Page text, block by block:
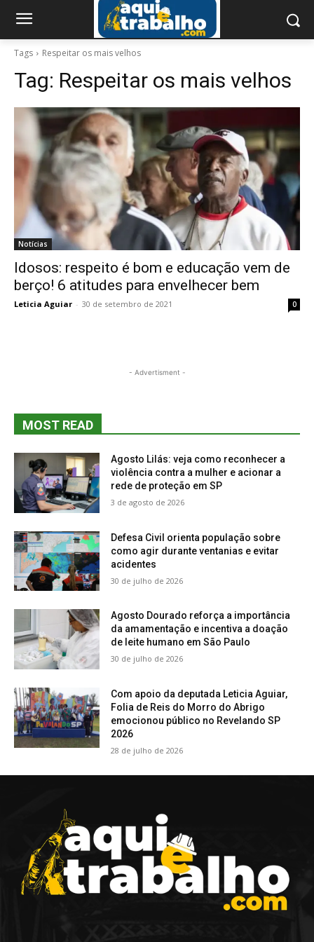
Tags Respeitar os mais velhos
Tag: Respeitar os mais velhos
Notícias
Idosos: respeito é bom e educação vem de
berço! 6 atitudes para envelhecer bem
Leticia Aguiar - 30 de setembro de 2021 0
- Advertisment -
MOST READ
Agosto Lilás: veja como reconhecer a
violência contra a mulher e acionar a
rede de proteção em SP
3 de agosto de 2026
Defesa Civil orienta população sobre
como agir durante ventanias e evitar
acidentes
30 de julho de 2026
Agosto Dourado reforça a importância
da amamentação e incentiva a doação
de leite humano em São Paulo
30 de julho de 2026
Com apoio da deputada Leticia Aguiar,
Folia de Reis do Morro do Abrigo
emocionou público no Revelando SP
2026
28 de julho de 2026